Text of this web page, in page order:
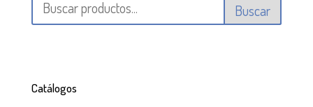
Buscar
Catálogos